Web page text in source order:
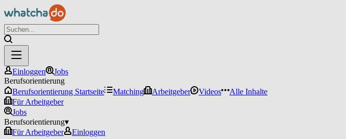
Einloggen
Jobs
Berufsorientierung
Berufsorientierung Startseite
Matching Arbeitgeber Videos
Alle Inhalte
Für Arbeitgeber
Jobs
Berufsorientierung▾
Für Arbeitgeber
Einloggen